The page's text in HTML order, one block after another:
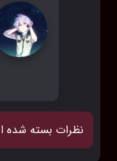
نظرات بسته